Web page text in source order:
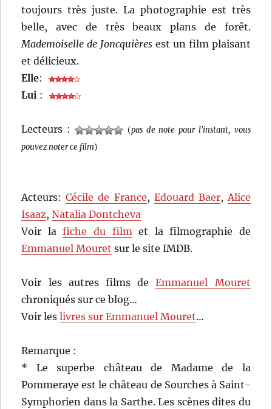
toujours très juste. La photographie est très
belle, avec de très beaux plans de forêt.
Mademoiselle de Joncquières est un film plaisant
et délicieux.
Elle:
Lui :
Lecteurs : (pas de note pour l'instant, vous
pouvez noter ce film)
Acteurs:Cécile de France, Edouard Baer,Alice
Isaaz,Natalia Dontcheva
Voir lafiche du filmet la filmographie de
Emmanuel Mouret sur le site IMDB.
Voir les autres films deEmmanuel Mouret
chroniqués sur ce blog…
Voir leslivres sur Emmanuel Mouret…
Remarque :
* Le superbe château de Madame de la
Pommeraye est le château de Sourches à Saint-
Symphorien dans la Sarthe. Les scènes dites du